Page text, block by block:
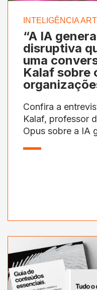
INTELIGÊNCIA
“A IA
disruptiva
uma
Kalaf sobre
Confira a
Kalaf, professor
Opus sobre a IA